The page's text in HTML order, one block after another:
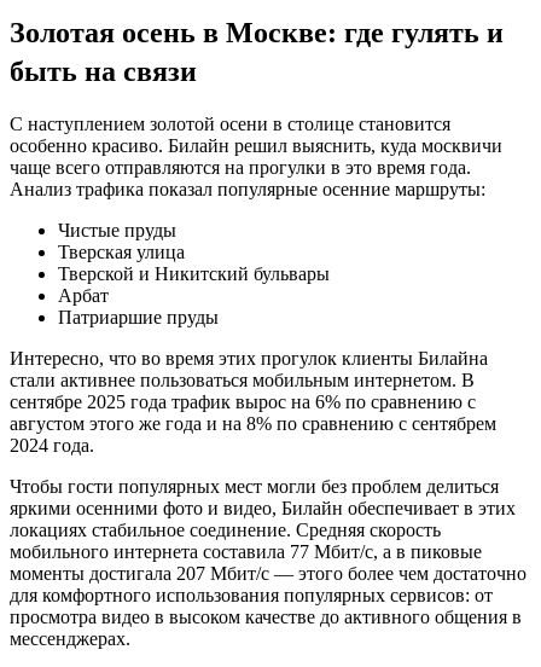
Золотая осень в Москве: где гулять и
быть на связи
С наступлением золотой осени в столице становится
особенно красиво. Билайн решил выяснить, куда москвичи
чаще всего отправляются на прогулки в это время года.
Анализ трафика показал популярные осенние маршруты:
Чистые пруды
Тверская улица
Тверской и Никитский бульвары
Арбат
Патриаршие пруды
Интересно, что во время этих прогулок клиенты Билайна
стали активнее пользоваться мобильным интернетом. В
сентябре 2025 года трафик вырос на 6% по сравнению с
августом этого же года и на 8% по сравнению с сентябрем
2024 года.
Чтобы гости популярных мест могли без проблем делиться
яркими осенними фото и видео, Билайн обеспечивает в этих
локациях стабильное соединение. Средняя скорость
мобильного интернета составила 77 Мбит/с, а в пиковые
моменты достигала 207 Мбит/с — этого более чем достаточно
для комфортного использования популярных сервисов: от
просмотра видео в высоком качестве до активного общения в
мессенджерах.